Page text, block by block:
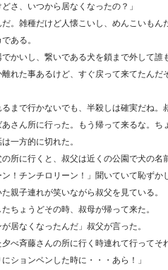
どさ、いつから居なくなったの？」
だ。雑種だけど人懐こいし、めんこいも
ある。
でかいし、繋いである犬を鎖まで外して誰
離れた事あるけど、すぐ戻って来てたん
るまで行かないでも、半殺しは確実だね。
あさん所に行った。もう帰って来るな。ち
一方的に切れた。
所に行くと、叔父は近くの公園で犬の名
ン！チンチロリーン！」聞いていて恥ずか
親子連れが笑いながら叔父を見ている。
ちょうどその時、叔母が帰って来た。
が居なくなったんだ」叔父が言った。
夕べ斉藤さんの所に行く時連れて行ってそ
にションベンした時に・・・あら！」